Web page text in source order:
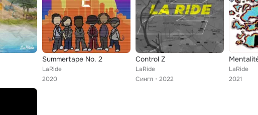
Summertape No. 2
LaRide
2020
Control Z
LaRide
Сингл
2022
LaRide
2021